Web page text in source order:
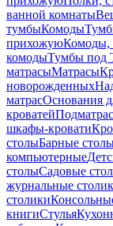
ванной комнаты
тумбыКомоды
прихожуюКомоды,
комодыТумбы под
матрасыМатрасы
новорожденных
матрасОснования
кроватей
шкафы-кровати
столыБарные
компьютерные
столыСадовые
журнальные
столики
книгиСтулья